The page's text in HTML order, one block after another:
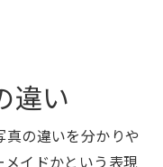
違い
真の違いを分かりや
イドかという表現